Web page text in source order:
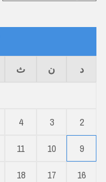
د ن ث
2
3
4
9
10
11
16
17
18